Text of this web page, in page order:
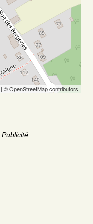
| © OpenStreetMap contributors
Publicité